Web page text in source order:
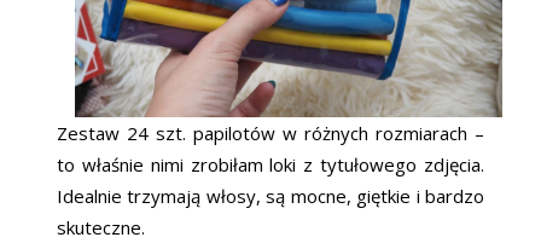
Zestaw 24 szt. papilotów w różnych rozmiarach –
to właśnie nimi zrobiłam loki z tytułowego zdjęcia.
Idealnie trzymają włosy, są mocne, giętkie i bardzo
skuteczne.